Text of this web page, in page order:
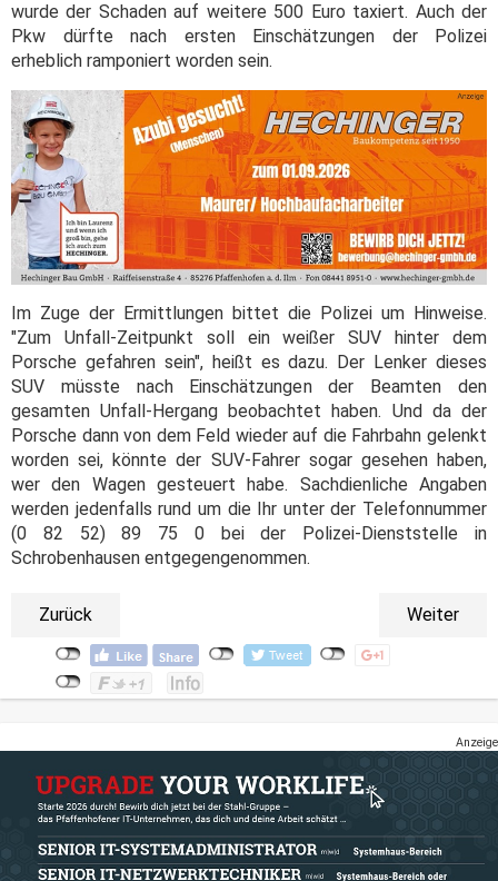
wurde der Schaden auf weitere 500 Euro taxiert. Auch der
Pkw dürfte nach ersten Einschätzungen der Polizei
erheblich ramponiert worden sein.
Im Zuge der Ermittlungen bittet die Polizei um Hinweise.
"Zum Unfall-Zeitpunkt soll ein weißer SUV hinter dem
Porsche gefahren sein", heißt es dazu. Der Lenker dieses
SUV müsste nach Einschätzungen der Beamten den
gesamten Unfall-Hergang beobachtet haben. Und da der
Porsche dann von dem Feld wieder auf die Fahrbahn gelenkt
worden sei, könnte der SUV-Fahrer sogar gesehen haben,
wer den Wagen gesteuert habe. Sachdienliche Angaben
werden jedenfalls rund um die Ihr unter der Telefonnummer
(0 82 52) 89 75 0 bei der Polizei-Dienststelle in
Schrobenhausen entgegengenommen.
Zurück Weiter
Anzeige